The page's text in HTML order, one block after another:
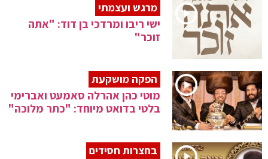
מרגש ועצמתי
ישי ריבו ומרדכי בן דוד: "אתה
זוכר"
הפקה מושקעת
מוטי כהן אהרלה סאמעט ואברימי
בלטי בדואט מיוחד: "כתר מלוכה"
בחצרות חסידים